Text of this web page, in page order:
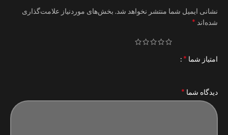
نشانی ایمیل شما منتشر نخواهد شد. بخش‌های موردنیاز علامت‌گذاری
شده‌اند *
امتیاز شما *
دیدگاه شما *